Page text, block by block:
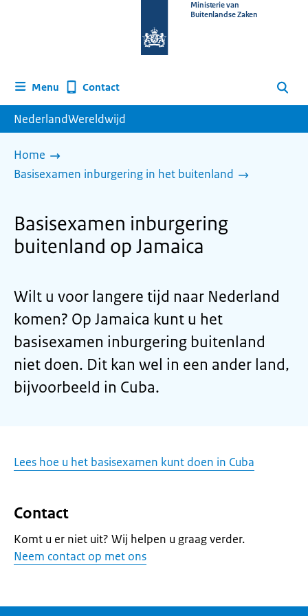
homepage
Ministerie van
Buitenlandse Zaken
Menu Contact Zoeken
NederlandWereldwijd
Home
Basisexamen inburgering in het buitenland
Basisexamen inburgering
buitenland op Jamaica
Wilt u voor langere tijd naar Nederland
komen? Op Jamaica kunt u het
basisexamen inburgering buitenland
niet doen. Dit kan wel in een ander land,
bijvoorbeeld in Cuba.
Lees hoe u het basisexamen kunt doen in Cuba
Contact
Komt u er niet uit? Wij helpen u graag verder.
Neem contact op met ons